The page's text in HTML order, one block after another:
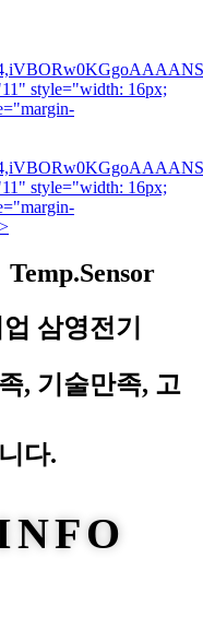
style="width: 16px;
style="width: 16px;
삼영전기
, 기술만족, 고
다.